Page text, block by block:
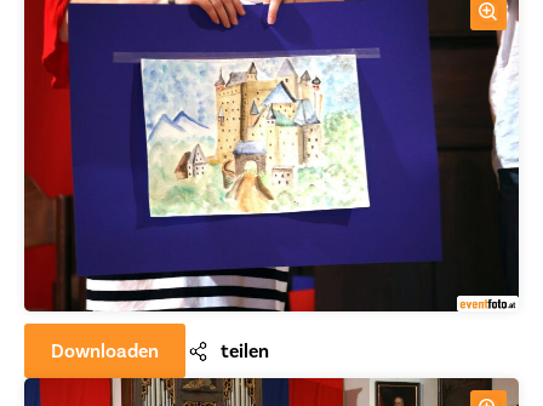
Downloaden teilen